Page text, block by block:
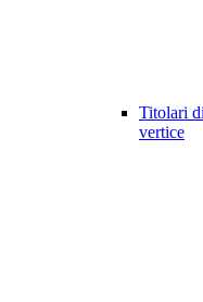
Titolari
vertice